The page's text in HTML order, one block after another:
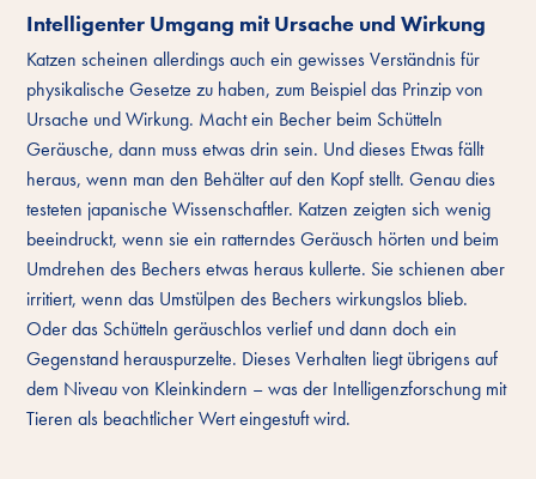
Intelligenter Umgang mit Ursache und Wirkung
Katzen scheinen allerdings auch ein gewisses Verständnis für
physikalische Gesetze zu haben, zum Beispiel das Prinzip von
Ursache und Wirkung. Macht ein Becher beim Schütteln
Geräusche, dann muss etwas drin sein. Und dieses Etwas fällt
heraus, wenn man den Behälter auf den Kopf stellt. Genau dies
testeten japanische Wissenschaftler. Katzen zeigten sich wenig
beeindruckt, wenn sie ein ratterndes Geräusch hörten und beim
Umdrehen des Bechers etwas heraus kullerte. Sie schienen aber
irritiert, wenn das Umstülpen des Bechers wirkungslos blieb.
Oder das Schütteln geräuschlos verlief und dann doch ein
Gegenstand herauspurzelte. Dieses Verhalten liegt übrigens auf
dem Niveau von Kleinkindern – was der Intelligenzforschung mit
Tieren als beachtlicher Wert eingestuft wird.